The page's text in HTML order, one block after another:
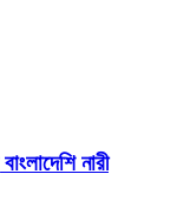
নারী